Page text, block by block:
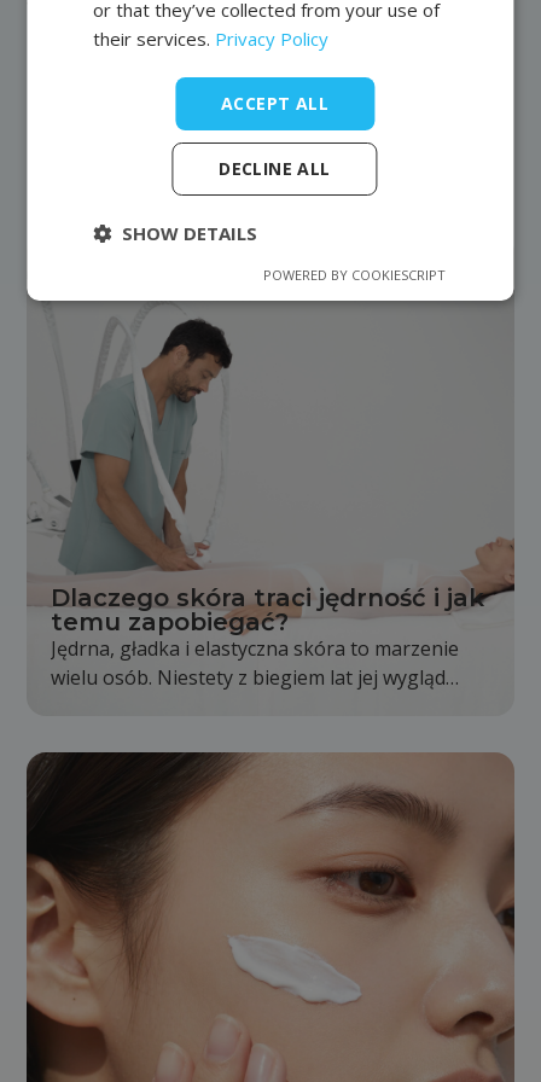
Previous post
Latest articles
Dlaczego skóra traci jędrność i jak
temu zapobiegać?
Jędrna, gładka i elastyczna skóra to marzenie
wielu osób. Niestety z biegiem lat jej wygląd
kontury twarzy i ciała nie są już wyraźne tak jak
kiedyś. Jest to całkowicie naturalny proces,
jednak odpowiednia pielęgnacja i zdrowy tryb
życia mogą go znacząco spowolnić.
or that they’ve collected from your use of
their services. Privacy Policy
ACCEPT ALL
DECLINE ALL
SHOW DETAILS
POWERED BY COOKIESCRIPT